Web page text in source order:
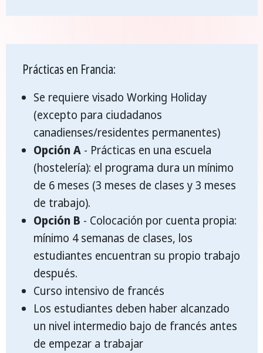
Prácticas en Francia:
Se requiere visado Working Holiday
(excepto para ciudadanos
canadienses/residentes permanentes)
Opción A - Prácticas en una escuela
(hostelería): el programa dura un mínimo
de 6 meses (3 meses de clases y 3 meses
de trabajo).
Opción B - Colocación por cuenta propia:
mínimo 4 semanas de clases, los
estudiantes encuentran su propio trabajo
después.
Curso intensivo de francés
Los estudiantes deben haber alcanzado
un nivel intermedio bajo de francés antes
de empezar a trabajar